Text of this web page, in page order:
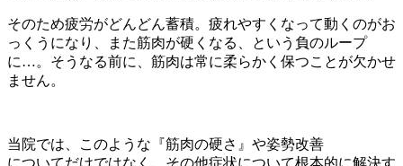
そのため疲労がどんどん蓄積。疲れやすくなって動くのがお
っくうになり、また筋肉が硬くなる、という負のループ
に…。そうなる前に、筋肉は常に柔らかく保つことが欠かせ
ません。
当院では、このような『筋肉の硬さ』や姿勢改善